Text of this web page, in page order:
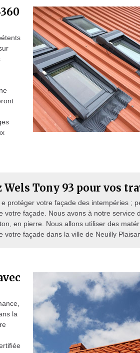
Wels Tony 93 pour vos
protéger votre façade des intempéries ;
votre façade. Nous avons à notre
en pierre. Nous allons utiliser des
votre façade dans la ville de Neuilly
la